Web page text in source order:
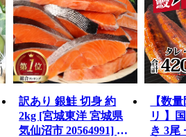
訳あり 銀鮭 切身 約
2kg [宮城東洋 宮城県
気仙沼市 20564991] 鮭
【数
リ 】
き 3尾